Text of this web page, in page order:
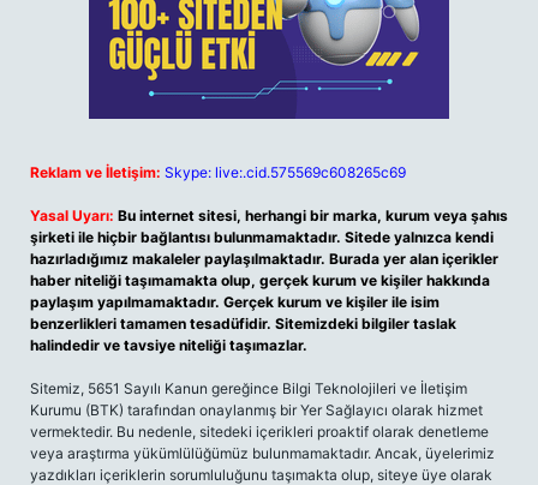
Reklam ve İletişim: Skype: live:.cid.575569c608265c69
Yasal Uyarı: Bu internet sitesi, herhangi bir marka, kurum veya şahıs
şirketi ile hiçbir bağlantısı bulunmamaktadır. Sitede yalnızca kendi
hazırladığımız makaleler paylaşılmaktadır. Burada yer alan içerikler
haber niteliği taşımamakta olup, gerçek kurum ve kişiler hakkında
paylaşım yapılmamaktadır. Gerçek kurum ve kişiler ile isim
benzerlikleri tamamen tesadüfidir. Sitemizdeki bilgiler taslak
halindedir ve tavsiye niteliği taşımazlar.
Sitemiz, 5651 Sayılı Kanun gereğince Bilgi Teknolojileri ve İletişim
Kurumu (BTK) tarafından onaylanmış bir Yer Sağlayıcı olarak hizmet
vermektedir. Bu nedenle, sitedeki içerikleri proaktif olarak denetleme
veya araştırma yükümlülüğümüz bulunmamaktadır. Ancak, üyelerimiz
yazdıkları içeriklerin sorumluluğunu taşımakta olup, siteye üye olarak